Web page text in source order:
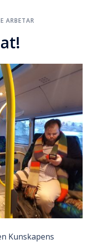
ARBETAR
Kunskapens